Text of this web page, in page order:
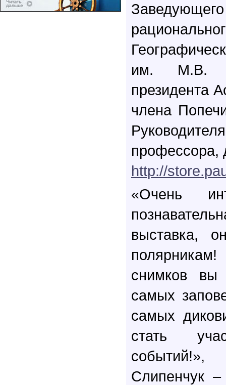
им. М.В.
президента
члена
профессора,
http://
«Очень
выставка,
снимков вы
самых
самых
стать
Слипенчук